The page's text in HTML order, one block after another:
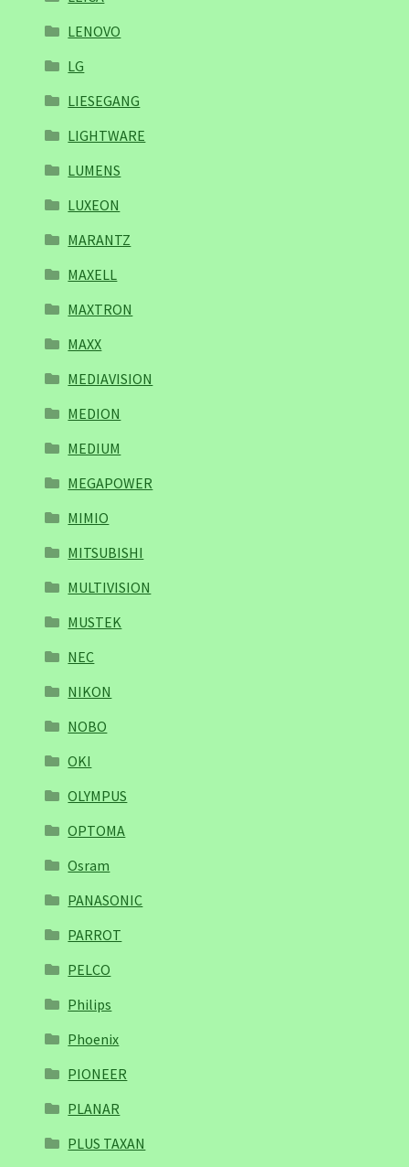
LENOVO
LG
LIESEGANG
LIGHTWARE
LUMENS
LUXEON
MARANTZ
MAXELL
MAXTRON
MAXX
MEDIAVISION
MEDION
MEDIUM
MEGAPOWER
MIMIO
MITSUBISHI
MULTIVISION
MUSTEK
NEC
NIKON
NOBO
OKI
OLYMPUS
OPTOMA
Osram
PANASONIC
PARROT
PELCO
Philips
Phoenix
PIONEER
PLANAR
PLUS TAXAN